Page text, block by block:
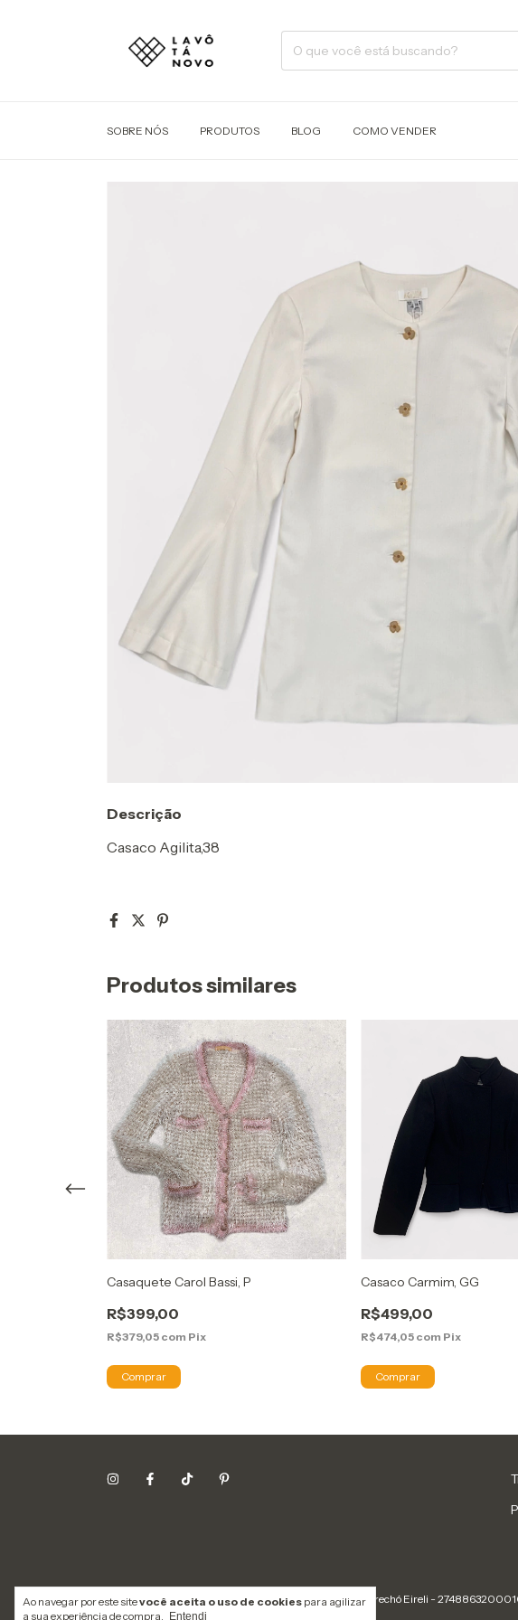
SOBRE NÓS PRODUTOS BLOG COMO VENDER
Ao navegar por este sitevocê aceita o uso de cookies para agilizar
a sua experiência de compra.
Entendi
Descrição
Casaco Agilita,38
Produtos similares
Casaquete Carol Bassi, P
R$399,00
R$379,05 com Pix
Casaco Carmim, GG
R$499,00
R$474,05 com Pix
Copyright Lavô Tá Novo Brechó Eireli -